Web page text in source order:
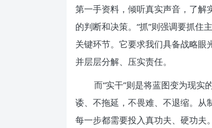
第一手资料，倾听真实声音，了解
的判断和决策。“抓”则强调要抓住
关键环节。它要求我们具备战略眼
并层层分解、压实责任。
而“实干”则是将蓝图变为现
诿、不拖延，不畏难、不退缩。从
每一步都需要投入真功夫、硬功夫